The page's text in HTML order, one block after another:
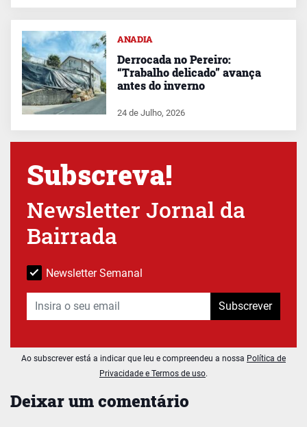
Deixar um comentário
ANADIA
Derrocada no Pereiro:
“Trabalho delicado” avança
antes do inverno
24 de Julho, 2026
Subscreva!
Newsletter Jornal da
Bairrada
Newsletter Semanal
Subscrever
Ao subscrever está a indicar que leu e compreendeu a nossa Política de
Privacidade e Termos de uso.